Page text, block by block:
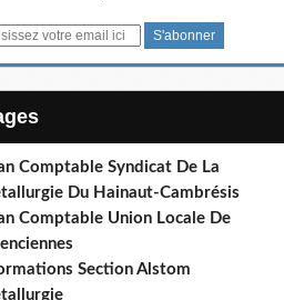
Comptable Syndicat De La
Du Hainaut-Cambrésis
Comptable Union Locale De
Section Alstom